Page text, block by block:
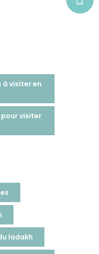
à visiter en
visiter
ladakh